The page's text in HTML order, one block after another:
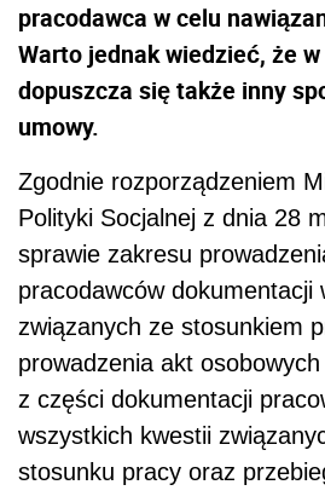
pracodawca w celu
Warto jednak wiedzieć, że
dopuszcza się także inny
umowy.
Zgodnie rozporządzeniem
Polityki Socjalnej z dnia 28
sprawie zakresu
pracodawców dokumentacji
związanych ze stosunkiem
prowadzenia akt
z części dokumentacji
wszystkich kwestii
stosunku pracy oraz